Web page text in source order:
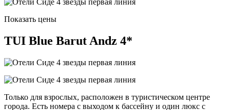
Показать цены
TUI Blue Barut Andz 4*
Только для взрослых, расположен в туристическом центре
города. Есть номера с выходом к бассейну и один люкс с